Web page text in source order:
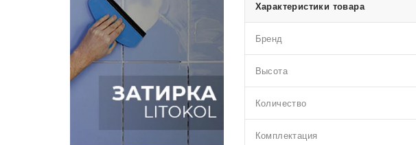
Характеристики товара
Бренд
Высота
Количество
Комплектация